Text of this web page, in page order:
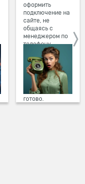
оформить
подключение на
сайте, не
общаясь с
менеджером по
телефону.
Просто в три
клика заполните
форму заявки на
сайте, выберите
дату и время
подключения,
готово.